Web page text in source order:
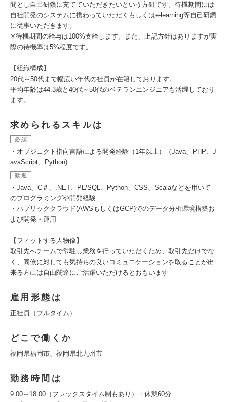
間とし自己研鑽に充てていただきたいという方針です。待機期間には
自社開発のシステムに携わっていただくもしくはe-learning等自己研鑽
に従事いただきます。
※待機期間の給与は100%支給します。また、上記方針はありますが実
際の待機率は5%程度です。
【組織構成】
20代～50代まで幅広い年代の社員が在籍しております。
平均年齢は44.3歳と40代～50代のベテランエンジニアも活躍しており
ます。
求められるスキルは
必須
・オブジェクト指向言語による開発経験（1年以上）（Java、PHP、J
avaScript、Python)
歓迎
・Java、C＃、.NET、PL/SQL、Python、CSS、Scalaなどを用いて
のプログラミングや開発経験
・パブリッククラウド(AWSもしくはGCP)でのデータ分析環境構築お
よび開発・運用
【フィットする人物像】
取引先へチームで常駐し業務を行っていただくため、取引先だけでな
く、同僚に対しても気持ちの良いコミュニケーションを取ることが出
来る方には自由闊達にご活躍いただけるとおもいます
雇用形態は
正社員（フルタイム）
どこで働くか
福岡県福岡市、福岡県北九州市
勤務時間は
9:00～18:00（フレックスタイム制もあり）・休憩60分